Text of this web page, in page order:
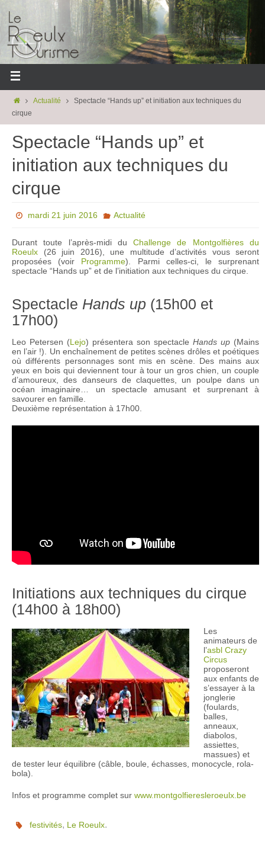
Actualité
Spectacle “Hands up” et initiation aux techniques du
cirque
Spectacle “Hands up” et
initiation aux techniques du
cirque
mardi 21 juin 2016 Actualité
Durant toute l’après-midi duChallenge de Montgolfières du
Roeulx (26 juin 2016), une multitude d’activités vous seront
proposées (voir Programme). Parmi celles-ci, le surprenant
spectacle “Hands up” et de l’initiation aux techniques du cirque.
Spectacle Hands up (15h00 et
17h00)
Leo Petersen (Lejo) présentera son spectacle Hands up (Mains
en l’air !). Un enchaînement de petites scènes drôles et poétiques
où différents personnages sont mis en scène. Des mains aux
yeux en bois qui deviennent tour à tour un gros chien, un couple
d’amoureux, des danseurs de claquettes, un poulpe dans un
océan imaginaire… un spectacle amusant et surprenant à
savourer en famille.
Deuxième représentation à 17h00.
Initiations aux techniques du cirque
(14h00 à 18h00)
Les
animateurs de
l’asbl Crazy
Circus
proposeront
aux enfants de
s’essayer à la
jonglerie
(foulards,
balles,
anneaux,
diabolos,
assiettes,
massues) et
de tester leur équilibre (câble, boule, échasses, monocycle, rola-
bola).
Infos et programme complet sur www.montgolfieresleroeulx.be
festivités, Le Roeulx.